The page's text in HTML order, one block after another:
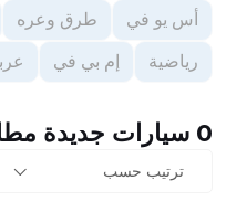
أس يو في
طرق وعره
رياضية
إم بي في
0 سيارات جديدة مطابقة للفلتر
ترتيب حسب